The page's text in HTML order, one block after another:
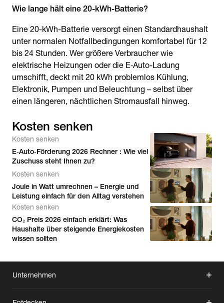
Wie lange hält eine 20-kWh-Batterie?
Eine 20-kWh-Batterie versorgt einen Standardhaushalt
unter normalen Notfallbedingungen komfortabel für 12
bis 24 Stunden. Wer größere Verbraucher wie
elektrische Heizungen oder die E‑Auto-Ladung
umschifft, deckt mit 20 kWh problemlos Kühlung,
Elektronik, Pumpen und Beleuchtung – selbst über
einen längeren, nächtlichen Stromausfall hinweg.
Kosten senken
Kosten senken
E‑Auto‑Förderung 2026 Rechner : Wie viel
Zuschuss steht Ihnen zu?
Kosten senken
Joule in Watt umrechnen – Energie und
Leistung einfach für den Alltag verstehen
Kosten senken
CO₂ Preis 2026 einfach erklärt: Was
Haushalte über steigende Energiekosten
wissen sollten
Unternehmen